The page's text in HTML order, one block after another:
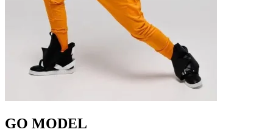
GO MODEL